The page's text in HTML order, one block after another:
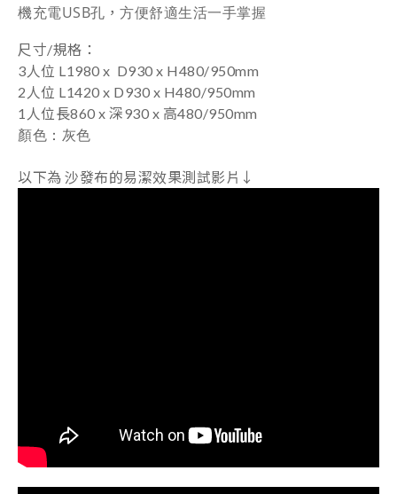
機充電USB孔 ， 方便舒適生活一手掌握
尺寸/規格 ：
3人位 L1980 x D930 x H480/950mm
2人位 L1420 x D930 x H480/950mm
1人位長860 x 深930 x 高480/950mm
顏色 ： 灰色
以下為 沙發布的易潔效果測試影片 ↓